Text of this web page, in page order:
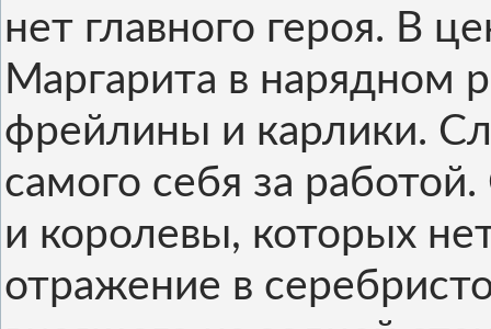
нет главного героя. В
Маргарита в нарядном
фрейлины и карлики.
самого себя за
и королевы, которых
отражение в